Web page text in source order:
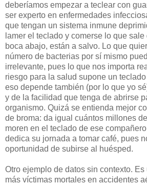
deberíamos empezar a teclear con
ser experto en enfermedades
que tengan un sistema inmune
lamer el teclado y comerse lo que
boca abajo, están a salvo. Lo que
número de bacterias por sí mismo
irrelevante, pues lo que nos importa
riesgo para la salud supone un
eso depende también (por lo que yo
y de la facilidad que tenga de abrirse
organismo. Quizá se entienda mejor
de broma: da igual cuántos millones
moren en el teclado de ese
dedica su jornada a tomar café, pues
oportunidad de subirse al huésped.
Otro ejemplo de datos sin contexto.
más víctimas mortales en accidentes